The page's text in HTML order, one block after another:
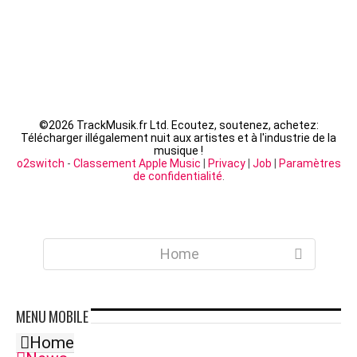
©2026 TrackMusik.fr Ltd. Ecoutez, soutenez, achetez:
Télécharger illégalement nuit aux artistes et à l'industrie de la
musique !
o2switch - Classement Apple Music Privacy| Job
Paramètres
de confidentialité.
Home
MENUMOBILE
Home